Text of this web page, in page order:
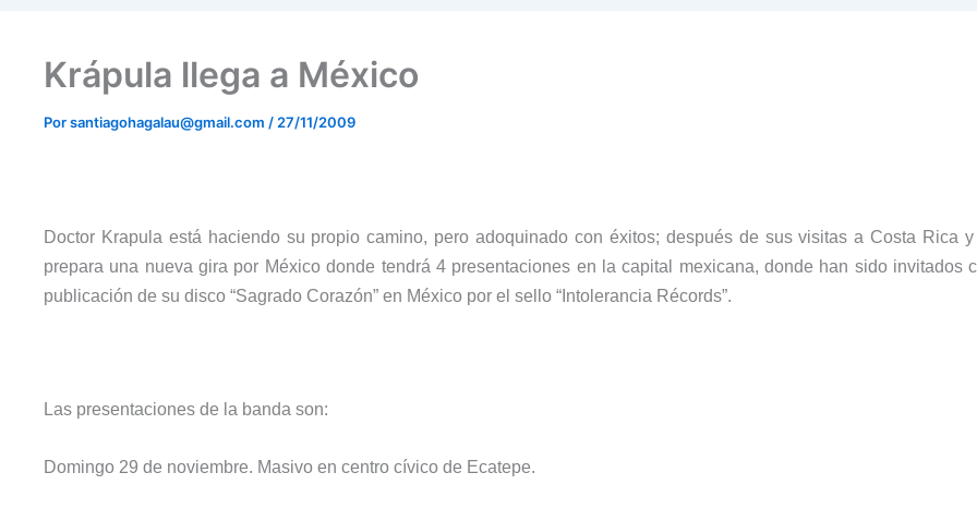
Krápula llega a México
Porsantiagohagalau@gmail.com / 27/11/2009
Doctor Krapula está haciendo su propio camino, pero adoquinado con éxitos; después de sus visitas a Costa Rica
prepara una nueva gira por Méxicodonde tendrá 4 presentaciones en la capital mexicana, donde han sido invitados
publicación de su disco “Sagrado Corazón” en México por el sello “Intolerancia Récords”.
Las presentaciones de la banda son:
Domingo 29 de noviembre. Masivo en centro cívico de Ecatepe.